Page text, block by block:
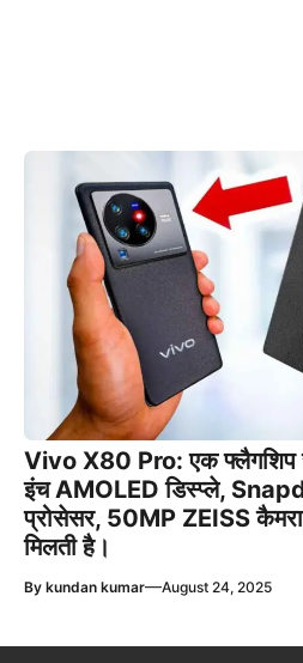
Vivo X80 Pro: एक फ्लैगशिप
इंच AMOLED डिस्प्ले,
प्रोसेसर, 50MP ZEISS
मिलती है।
By kundan kumar—August 24, 2025